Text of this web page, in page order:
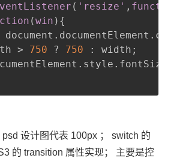
( 'resize' ,
(win ) {
> 750 ? 750 : width ;
设计图代表 100px ； switch 的
的 transition 属性实现； 主要是控